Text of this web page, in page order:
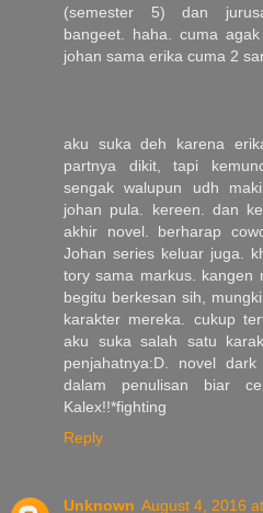
(semester 5) dan
bangeet. haha. cuma
johan sama erika cuma 2
aku suka deh karena
partnya dikit, tapi
sengak walupun udh
johan pula. kereen. dan
akhir novel. berharap
Johan series keluar juga.
tory sama markus. kangen
begitu berkesan sih,
karakter mereka. cukup
aku suka salah satu
penjahatnya:D. novel
dalam penulisan biar
Kalex!!*fighting
Reply
Unknown August 4, 2016